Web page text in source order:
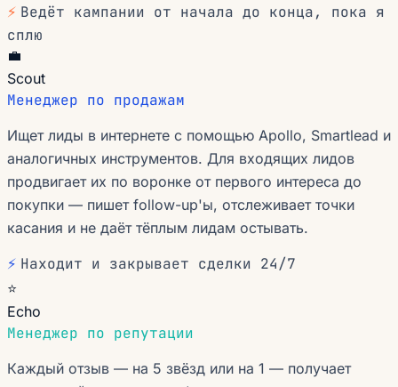
⚡ Ведёт кампании от начала до конца, пока я
сплю
💼
Scout
Менеджер по продажам
Ищет лиды в интернете с помощью Apollo, Smartlead и
аналогичных инструментов. Для входящих лидов
продвигает их по воронке от первого интереса до
покупки — пишет follow-up'ы, отслеживает точки
касания и не даёт тёплым лидам остывать.
⚡ Находит и закрывает сделки 24/7
⭐
Echo
Менеджер по репутации
Каждый отзыв — на 5 звёзд или на 1 — получает